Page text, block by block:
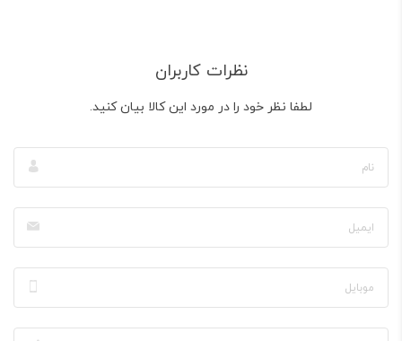
نظرات کاربران
لطفا نظر خود را در مورد این کالا بیان کنید.